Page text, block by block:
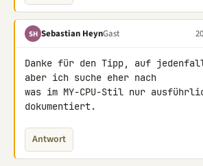
SH Sebastian HeynGast
Danke für den Tipp, auf
aber ich suche eher nach
was im MY-CPU-Stil nur
dokumentiert.
Antwort